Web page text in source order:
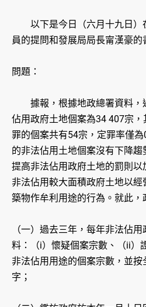
以下是今日（六月十九日）
員的提問和發展局局長甯漢豪的
問題：
據報，根據地政總署資料，
佔用政府土地個案為34 407宗
罪的個案共有54宗，定罪率僅
的非法佔用土地個案沒有下降
提高非法佔用政府土地的罰則
非法佔用較大面積政府土地以
築物作牟利用途的行為。就此，
（一）過去三年，每年非法佔
料：（i）懷疑個案宗數、（ii）
非法佔用用途的個案宗數，並
字；